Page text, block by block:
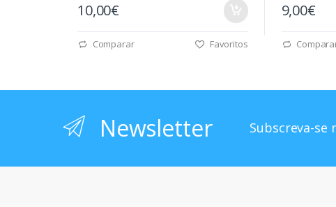
10,00€
Comparar Favoritos
9,00€
Newsletter Subscreva-se